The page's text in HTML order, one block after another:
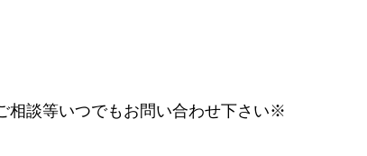
相談等いつでもお問い合わせ下さい※